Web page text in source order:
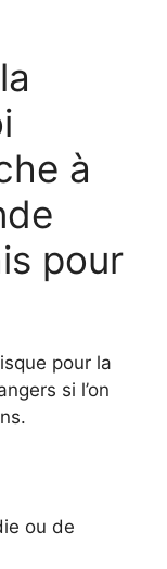
à
pour
pour la
si l’on
ou de